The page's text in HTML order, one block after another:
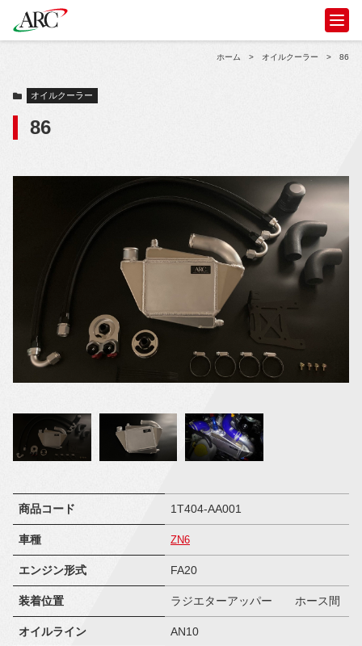
ホーム > オイルクーラー > 86
オイルクーラー
86
商品コード 1T404-AA001
車種 ZN6
エンジン形式 FA20
装着位置 ラジエターアッパー ホース間
オイルライン AN10